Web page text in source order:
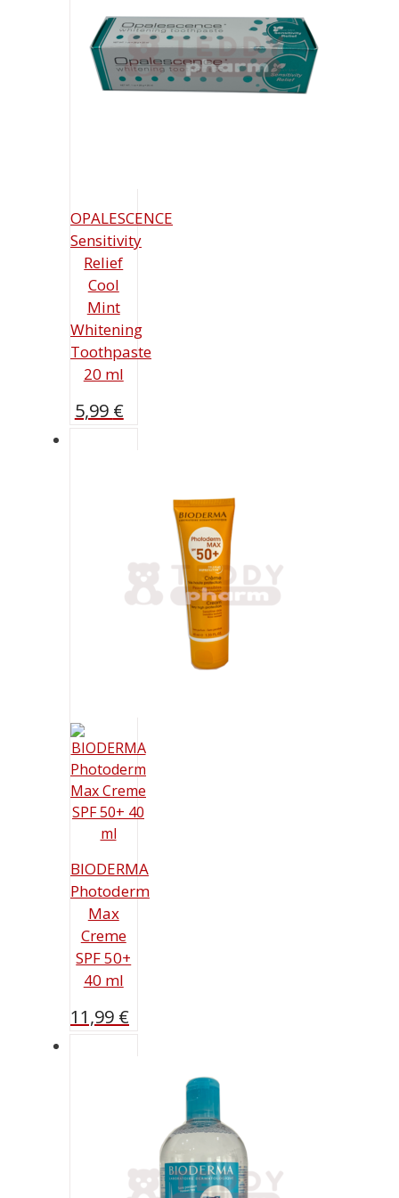
OPALESCENCE
Sensitivity
Relief
Cool
Mint
Whitening
Toothpaste
20 ml
5,99 €
BIODERMA
Photoderm
Max
Creme
SPF 50+
40 ml
11,99 €